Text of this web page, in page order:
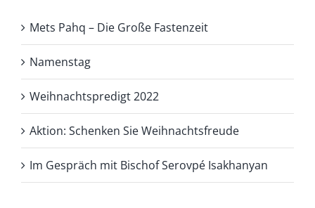
Mets Pahq – Die Große Fastenzeit
Namenstag
Weihnachtspredigt 2022
Aktion: Schenken Sie Weihnachtsfreude
Im Gespräch mit Bischof Serovpé Isakhanyan